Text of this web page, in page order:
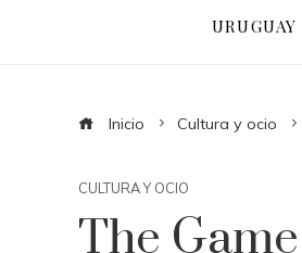
URUGUAY
Inicio Cultura y ocio
CULTURA Y OCIO
The